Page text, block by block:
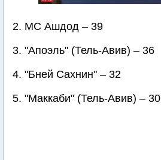
2. МС Ашдод – 39
3. "Апоэль" (Тель-Авив) – 36
4. "Бней Сахнин" – 32
5. "Маккаби" (Тель-Авив) – 30